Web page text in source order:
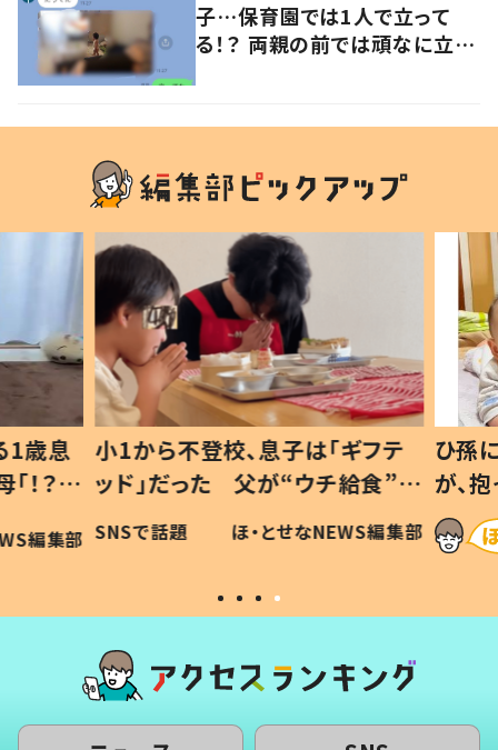
子…保育園では1人で立って
る！？ 両親の前では頑なに立た
歳息
？」
編集部
小1から不登校、息子は「ギフテ
ッド」だった 父が“ウチ給食”を
作り続ける理由とは #令和の親
#令和の子
SNSで話題 ほ・とせなNEWS編集部
ひ孫
が、
「涙
い」